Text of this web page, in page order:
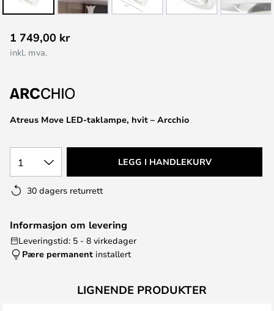
til
begynnelsen
bildegalleri
Atreus Move LED-taklampe, hvit – Arcchio
1 749,00 kr
inkl. mva.
1 LEGG I HANDLEKURV
30 dagers returrett
Informasjon om levering
Leveringstid: 5 - 8 virkedager
Pære permanent installert
LIGNENDE PRODUKTER